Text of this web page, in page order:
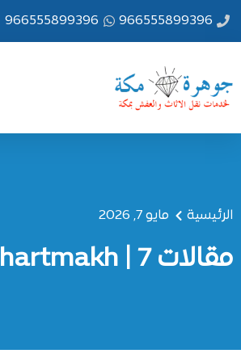
إلى
966555899396
966555899396
الرئيسية مايو 7, 2026
مقالات Jwhartmakh | 7 مايو 2026